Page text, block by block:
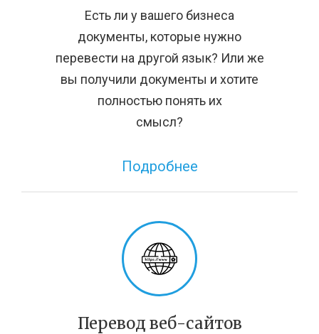
Есть ли у вашего бизнеса
документы, которые нужно
перевести на другой язык? Или же
вы получили документы и хотите
полностью понять их
смысл?
Подробнее
Перевод веб-сайтов